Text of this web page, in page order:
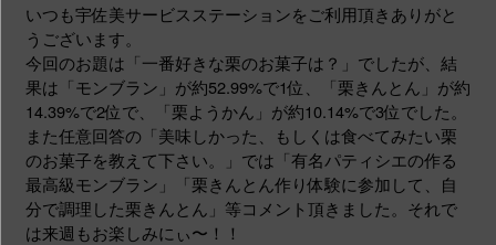
いつも宇佐美サービスステーションをご利用頂きありがと
うございます。
今回のお題は「一番好きな栗のお菓子は？」でしたが、結
果は「モンブラン」が約52.99%で1位、「栗きんとん」が約
14.39%で2位で、「栗ようかん」が約10.14%で3位でした。
また任意回答の「美味しかった、もしくは食べてみたい栗
のお菓子を教えて下さい。」では「有名パティシエの作る
最高級モンブラン」「栗きんとん作り体験に参加して、自
分で調理した栗きんとん」等コメント頂きました。それで
は来週もお楽しみにぃ〜！！